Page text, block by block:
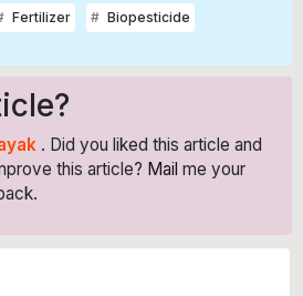
Fertilizer Biopesticide
. Did you liked this article and
this article? Mail me your